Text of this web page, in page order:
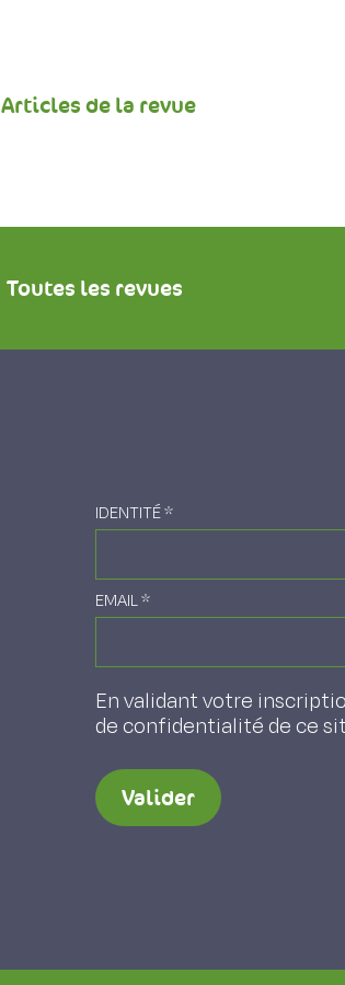
Articles de la revue
Toutes les revues
IDENTITÉ*
EMAIL*
En validant votre
de confidentialité de ce
Valider